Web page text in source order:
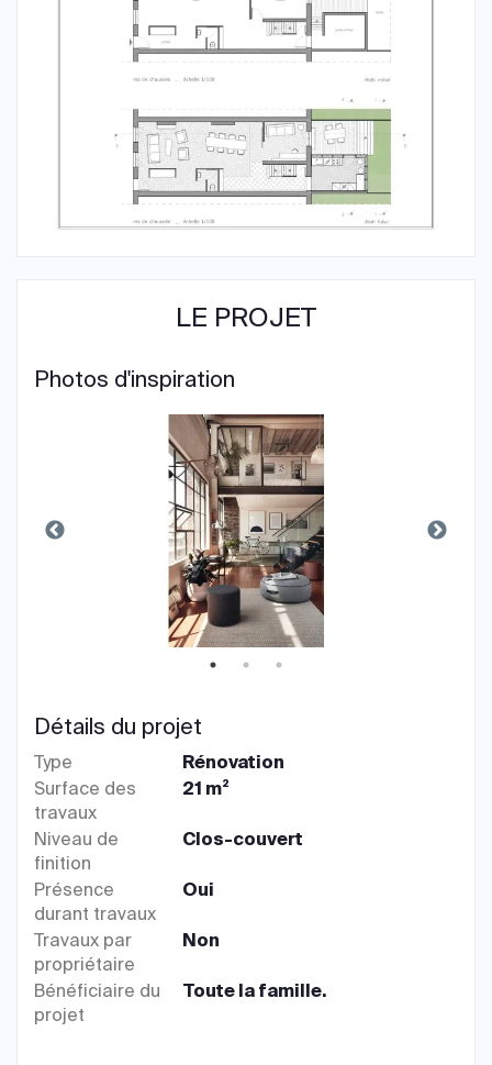
LE PROJET
Photos d'inspiration
Détails du projet
Type
Rénovation
Surface des
travaux
21 m²
Niveau de
finition
Clos-couvert
Présence
durant travaux
Oui
Travaux par
propriétaire
Non
Bénéficiaire du
projet
Toute la famille.